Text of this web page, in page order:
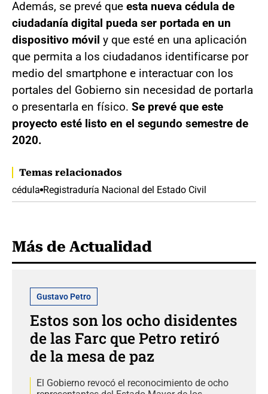
Además, se prevé que esta nueva cédula de
ciudadanía digital pueda ser portada en un
dispositivo móvil y que esté en una aplicación
que permita a los ciudadanos identificarse por
medio del smartphone e interactuar con los
portales del Gobierno sin necesidad de portarla
o presentarla en físico. Se prevé que este
proyecto esté listo en el segundo semestre de
2020.
Temas relacionados
cédula Registraduría Nacional del Estado Civil
Más de Actualidad
Gustavo Petro
Estos son los ocho disidentes
de las Farc que Petro retiró
de la mesa de paz
El Gobierno revocó el reconocimiento de ocho